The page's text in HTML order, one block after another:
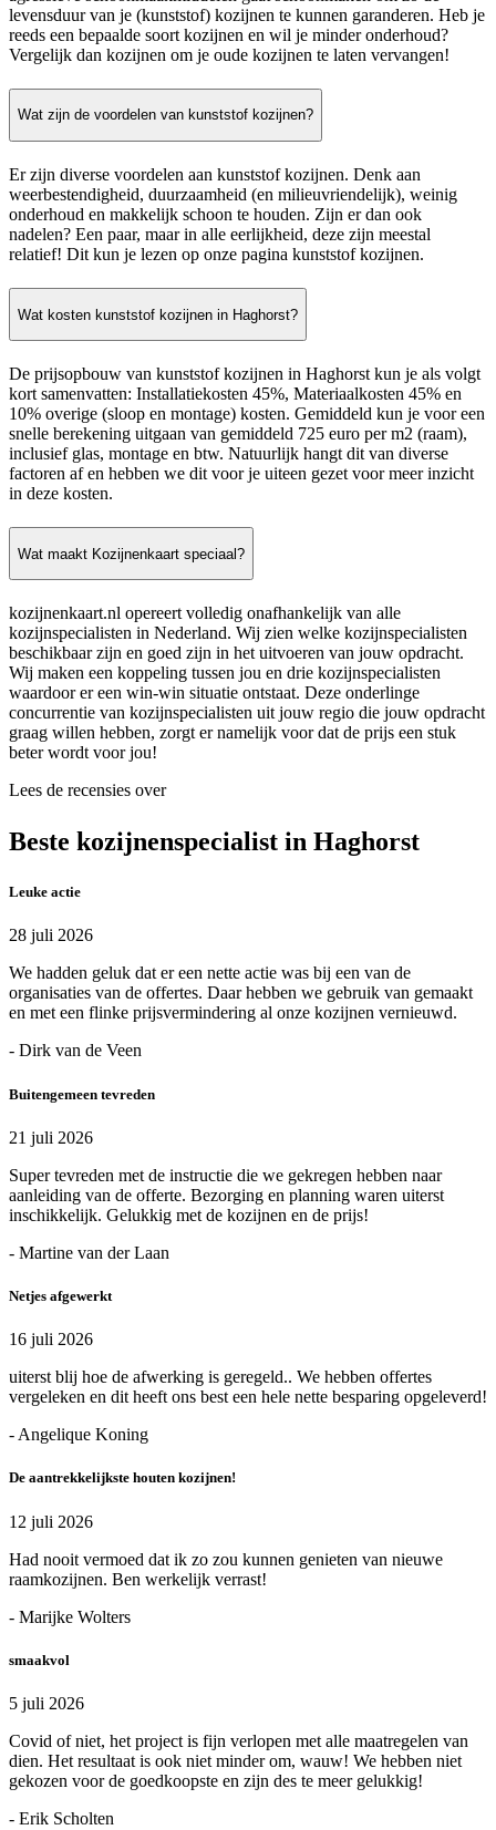
levensduur van je (kunststof) kozijnen te kunnen garanderen. Heb je
reeds een bepaalde soort kozijnen en wil je minder onderhoud?
Vergelijk dan kozijnen om je oude kozijnen te laten vervangen!
Wat zijn de voordelen van kunststof kozijnen?
Er zijn diverse voordelen aan kunststof kozijnen. Denk aan
weerbestendigheid, duurzaamheid (en milieuvriendelijk), weinig
onderhoud en makkelijk schoon te houden. Zijn er dan ook
nadelen? Een paar, maar in alle eerlijkheid, deze zijn meestal
relatief! Dit kun je lezen op onze pagina kunststof kozijnen.
Wat kosten kunststof kozijnen in Haghorst?
De prijsopbouw van kunststof kozijnen in Haghorst kun je als volgt
kort samenvatten: Installatiekosten 45%, Materiaalkosten 45% en
10% overige (sloop en montage) kosten. Gemiddeld kun je voor een
snelle berekening uitgaan van gemiddeld 725 euro per m2 (raam),
inclusief glas, montage en btw. Natuurlijk hangt dit van diverse
factoren af en hebben we dit voor je uiteen gezet voor meer inzicht
in deze kosten.
Wat maakt Kozijnenkaart speciaal?
kozijnenkaart.nl opereert volledig onafhankelijk van alle
kozijnspecialisten in Nederland. Wij zien welke kozijnspecialisten
beschikbaar zijn en goed zijn in het uitvoeren van jouw opdracht.
Wij maken een koppeling tussen jou en drie kozijnspecialisten
waardoor er een win-win situatie ontstaat. Deze onderlinge
concurrentie van kozijnspecialisten uit jouw regio die jouw opdracht
graag willen hebben, zorgt er namelijk voor dat de prijs een stuk
beter wordt voor jou!
Lees de recensies over
Beste kozijnenspecialist in Haghorst
Leuke actie
28 juli 2026
We hadden geluk dat er een nette actie was bij een van de
organisaties van de offertes. Daar hebben we gebruik van gemaakt
en met een flinke prijsvermindering al onze kozijnen vernieuwd.
- Dirk van de Veen
Buitengemeen tevreden
21 juli 2026
Super tevreden met de instructie die we gekregen hebben naar
aanleiding van de offerte. Bezorging en planning waren uiterst
inschikkelijk. Gelukkig met de kozijnen en de prijs!
- Martine van der Laan
Netjes afgewerkt
16 juli 2026
uiterst blij hoe de afwerking is geregeld.. We hebben offertes
vergeleken en dit heeft ons best een hele nette besparing opgeleverd!
- Angelique Koning
De aantrekkelijkste houten kozijnen!
12 juli 2026
Had nooit vermoed dat ik zo zou kunnen genieten van nieuwe
raamkozijnen. Ben werkelijk verrast!
- Marijke Wolters
smaakvol
5 juli 2026
Covid of niet, het project is fijn verlopen met alle maatregelen van
dien. Het resultaat is ook niet minder om, wauw! We hebben niet
gekozen voor de goedkoopste en zijn des te meer gelukkig!
- Erik Scholten